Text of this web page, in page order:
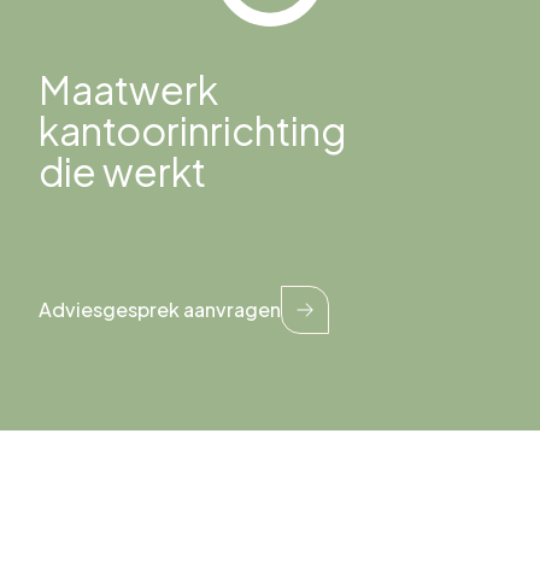
Maatwerk
kantoorinrichting
die werkt
Adviesgesprek aanvragen